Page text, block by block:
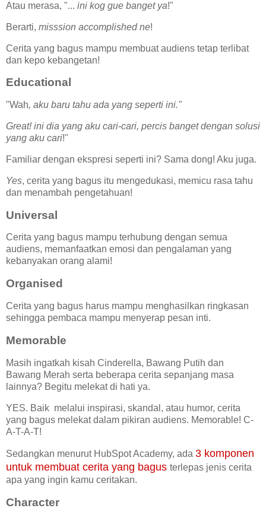
Atau merasa, "... ini kog gue banget ya!"
Berarti, misssion accomplished ne!
Cerita yang bagus mampu membuat audiens tetap terlibat
dan kepo kebangetan!
Educational
"Wah, aku baru tahu ada yang seperti ini."
Great! ini dia yang aku cari-cari, percis banget dengan solusi
yang aku cari!"
Familiar dengan ekspresi seperti ini? Sama dong! Aku juga.
Yes, cerita yang bagus itu mengedukasi, memicu rasa tahu
dan menambah pengetahuan!
Universal
Cerita yang bagus mampu terhubung dengan semua
audiens, memanfaatkan emosi dan pengalaman yang
kebanyakan orang alami!
Organised
Cerita yang bagus harus mampu menghasilkan ringkasan
sehingga pembaca mampu menyerap pesan inti.
Memorable
Masih ingatkah kisah Cinderella, Bawang Putih dan
Bawang Merah serta beberapa cerita sepanjang masa
lainnya? Begitu melekat di hati ya.
YES. Baik melalui inspirasi, skandal, atau humor, cerita
yang bagus melekat dalam pikiran audiens. Memorable! C-
A-T-A-T!
Sedangkan menurut HubSpot Academy, ada 3 komponen
untuk membuat cerita yang bagus terlepas jenis cerita
apa yang ingin kamu ceritakan.
Character